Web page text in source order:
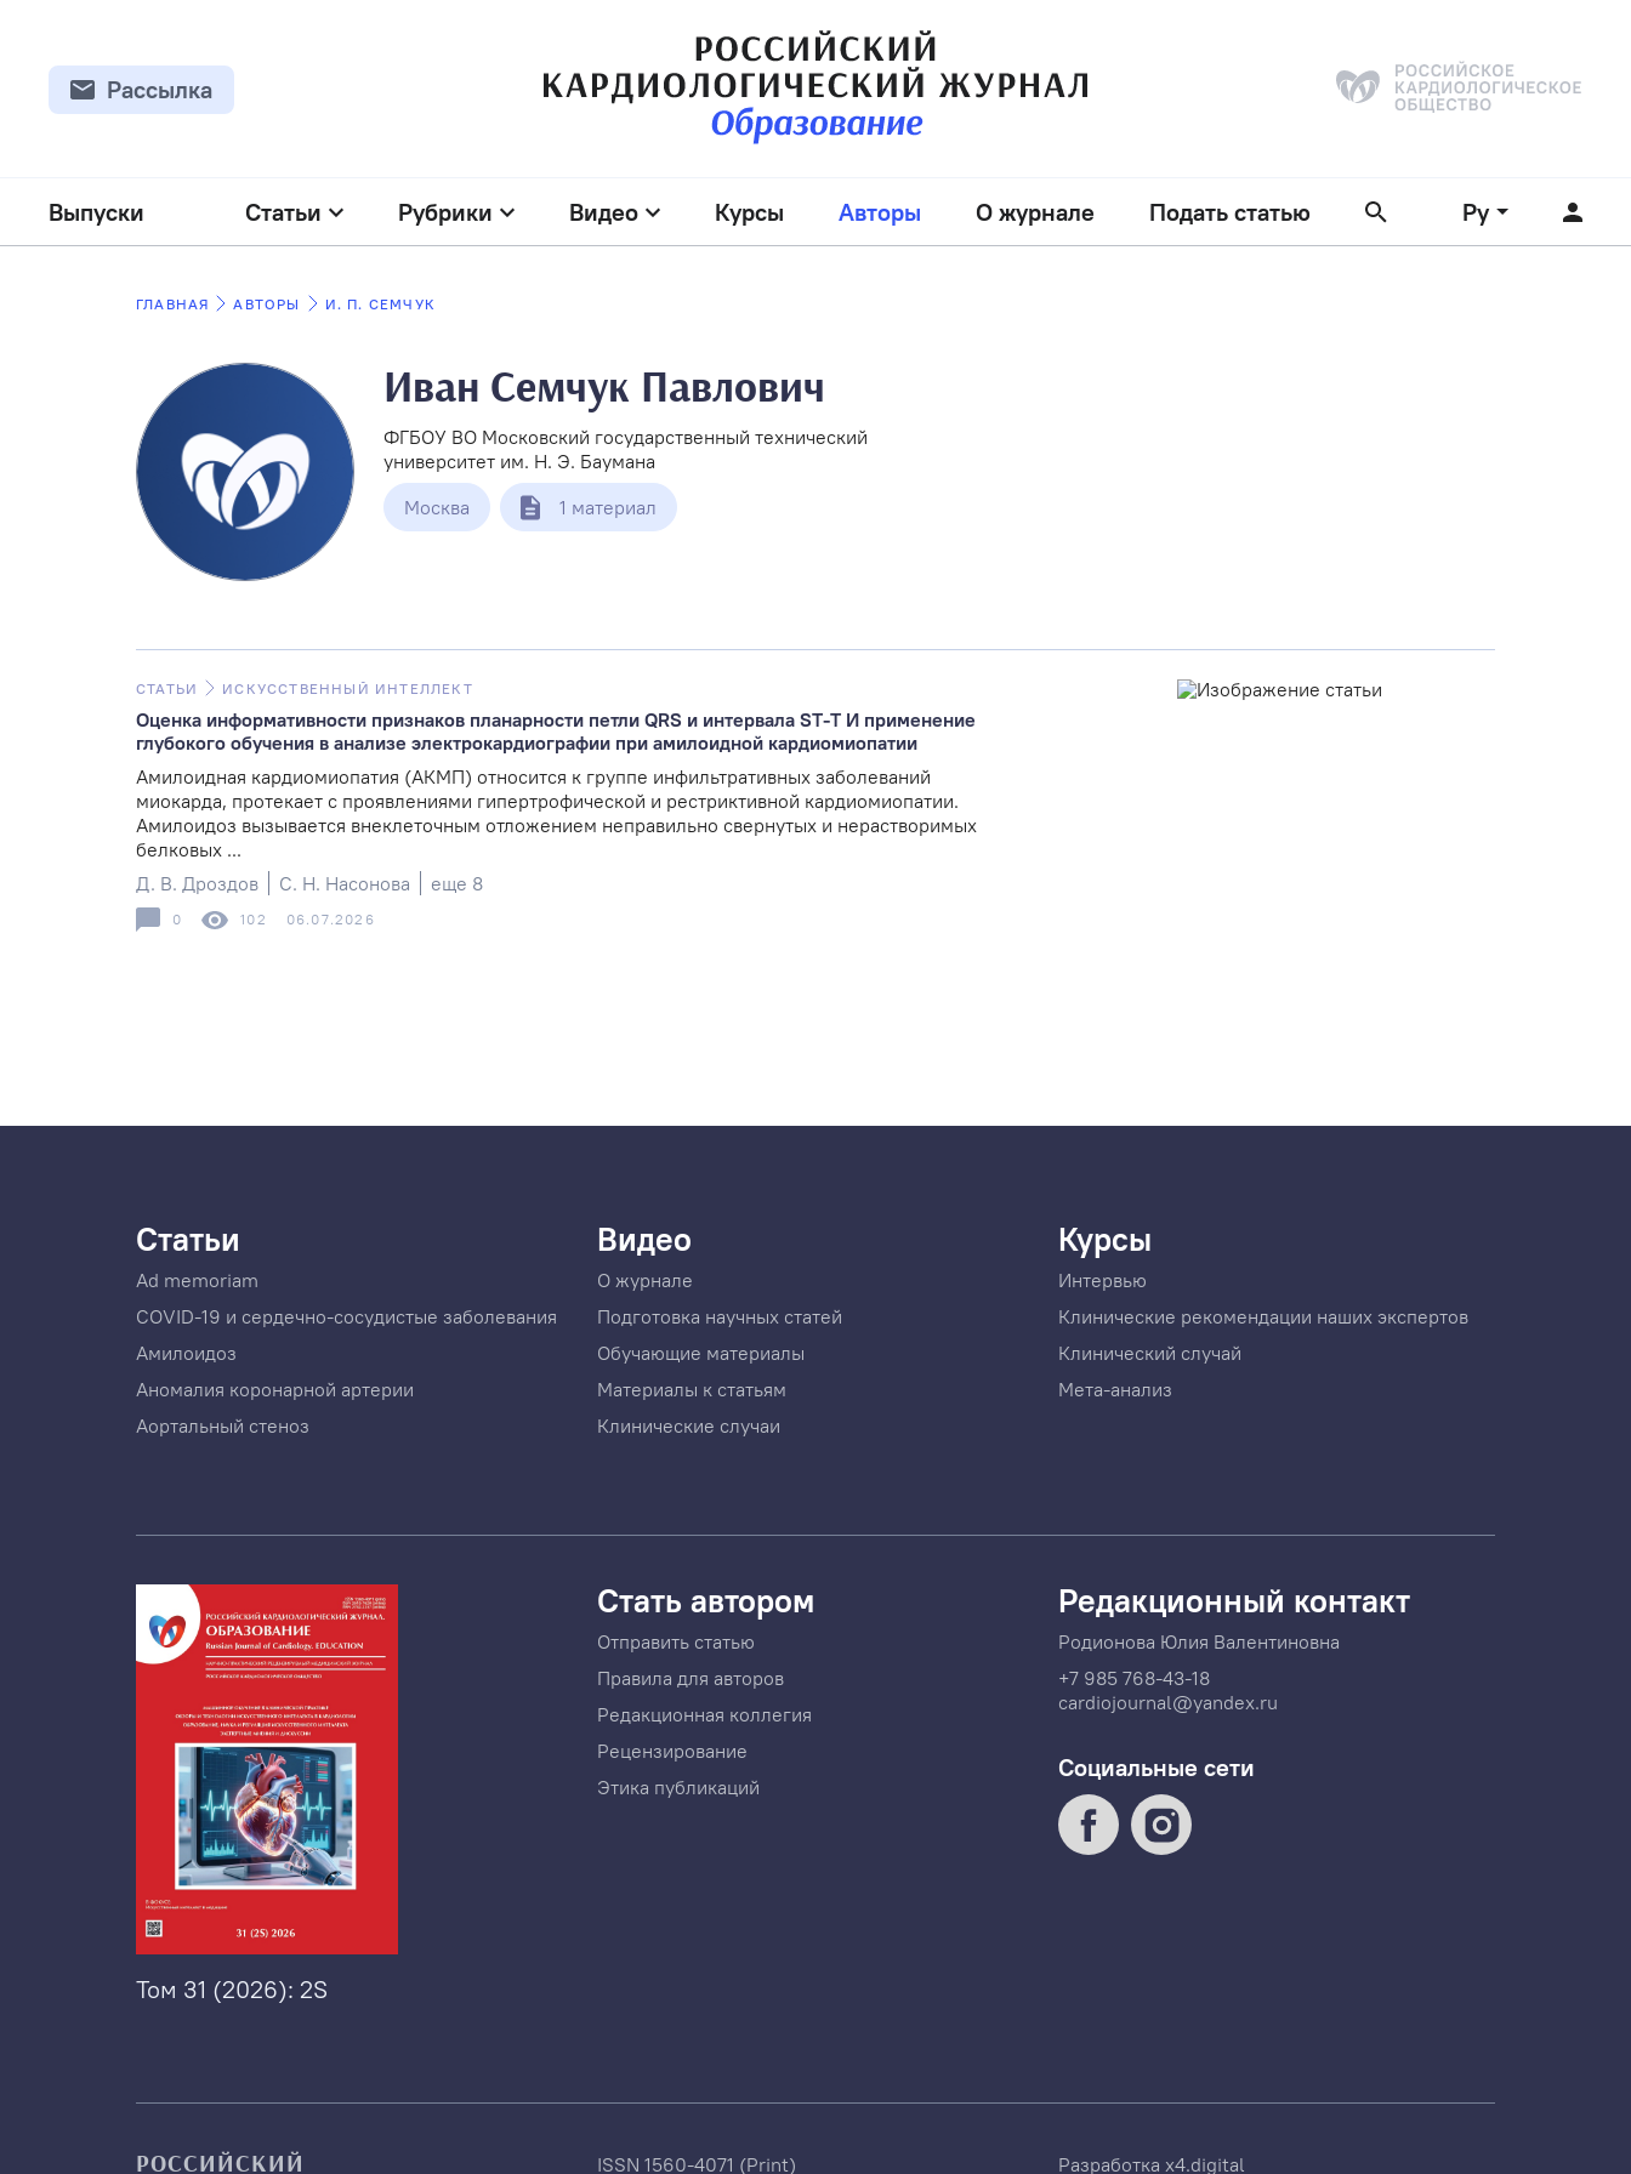
Рассылка
Выпуски Статьи Рубрики Видео Курсы Авторы О журнале Подать статью Ру
ГЛАВНАЯ АВТОРЫ И. П. СЕМЧУК
Иван Семчук Павлович
ФГБОУ ВО Московский государственный технический
университет им. Н. Э. Баумана
Москва
1 материал
СТАТЬИ ИСКУССТВЕННЫЙ ИНТЕЛЛЕКТ
Оценка информативности признаков планарности петли QRS и интервала ST-T И применение
глубокого обучения в анализе электрокардиографии при амилоидной кардиомиопатии
Амилоидная кардиомиопатия (АКМП) относится к группе инфильтративных заболеваний
миокарда, протекает с проявлениями гипертрофической и рестриктивной кардиомиопатии.
Амилоидоз вызывается внеклеточным отложением неправильно свернутых и нерастворимых
белковых ...
Д. В. Дроздов
С. Н. Насонова еще 8
0 102 06.07.2026
Статьи
Ad memoriam
COVID-19 и сердечно-сосудистые заболевания
Амилоидоз
Аномалия коронарной артерии
Аортальный стеноз
Видео
О журнале
Подготовка научных статей
Обучающие материалы
Материалы к статьям
Клинические случаи
Курсы
Интервью
Клинические рекомендации наших экспертов
Клинический случай
Мета-анализ
Том 31 (2026): 2S
Стать автором
Отправить статью
Правила для авторов
Редакционная коллегия
Рецензирование
Этика публикаций
Редакционный контакт
Родионова Юлия Валентиновна
+7 985 768-43-18
cardiojournal@yandex.ru
Социальные сети
РОССИЙСКИЙ ISSN 1560-4071 (Print) Разработка x4.digital